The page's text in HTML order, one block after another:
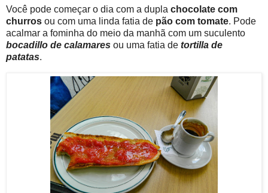
Você pode começar o dia com a dupla chocolate com
churros ou com uma linda fatia de pão com tomate. Pode
acalmar a fominha do meio da manhã com um suculento
bocadillo de calamares ou uma fatia de tortilla de
patatas.